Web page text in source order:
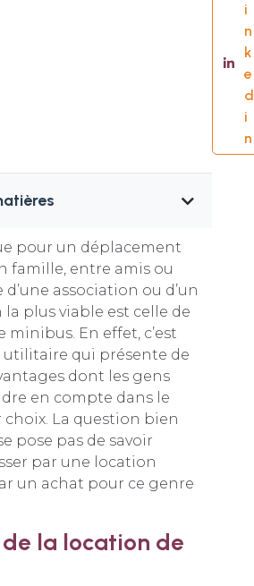
i
n
k
e
d
i
n
pour un déplacement
famille, entre amis ou
d’une association ou d’un
la plus viable est celle de
minibus. En effet, c’est
qui présente de
dont les gens
en compte dans le
choix. La question bien
pose pas de savoir
par une location
un achat pour ce genre
la location de